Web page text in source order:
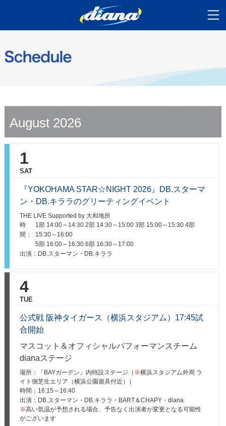
August 2026
1
SAT
『YOKOHAMA STAR☆NIGHT 2026』DB.スターマ
ン・DB.キララのグリーティングイベント
THE LIVE Supported by 大和地所
時
間：
1部 14:00～14:30 2部 14:30～15:00 3部 15:00～15:30 4部
15:30～16:00
5部 16:00～16:30 6部 16:30～17:00
出演：DB.スターマン・DB.キララ
4
TUE
公式戦 阪神タイガース（横浜スタジアム）17:45試
合開始
マスコット＆オフィシャルパフォーマンスチーム
dianaステージ
場所：「BAYガーデン」内特設ステージ（ ※横浜スタジアム外周 ラ
イト側芝生エリア（横浜公園遊具付近））
時間： 16:15～16:40
出演：DB.スターマン・DB.キララ・BART＆CHAPY・diana
※高い気温が予想される場合、予告なく出演者が変更となる可能性
がございます